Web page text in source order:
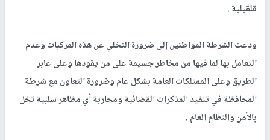
قلقيلية .
ودعت الشرطة المواطنين إلى ضرورة التخلي عن هذه المركبات وعدم
التعامل بها لما فيها من مخاطر جسيمة على من يقودها وعلى عابر
الطريق وعلى الممتلكات العامة بشكل عام وضرورة التعاون مع شرطة
المحافظة في تنفيذ المذكرات القضائية ومحاربة أي مظاهر سلبية تخل
بالأمن والنظام العام .